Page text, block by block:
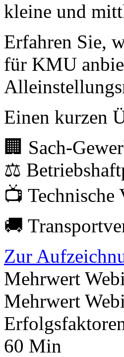
kleine und
Erfahren Sie,
für KMU
Einen kurzen
🏢 Sach-
⚖️
📺
🚚
Zur
Mehrwert
Mehrwert
60 Min